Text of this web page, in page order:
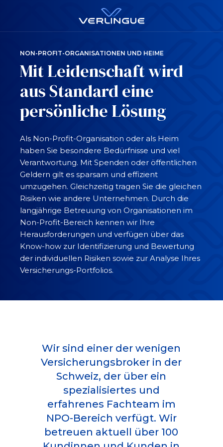
NON-PROFIT-ORGANISATIONEN UND HEIME
Mit Leidenschaft wird
aus Standard eine
persönliche Lösung
Als Non-Profit-Organisation oder als Heim
haben Sie besondere Bedürfnisse und viel
Verantwortung. Mit Spenden oder öffentlichen
Geldern gilt es sparsam und effizient
umzugehen. Gleichzeitig tragen Sie die gleichen
Risiken wie andere Unternehmen. Durch die
langjährige Betreuung von Organisationen im
Non-Profit-Bereich kennen wir Ihre
Herausforderungen und verfügen über das
Know-how zur Identifizierung und Bewertung
der individuellen Risiken sowie zur Analyse Ihres
Versicherungs-Portfolios.
Wir sind einer der wenigen
Versicherungsbroker in der
Schweiz, der über ein
spezialisiertes und
erfahrenes Fachteam im
NPO-Bereich verfügt. Wir
betreuen aktuell über 100